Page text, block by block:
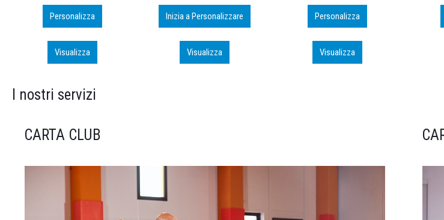
Inizia a Personalizzare
Visualizza
Personalizza
Visualizza
Personalizza
Visualizza
I nostri servizi
CARTA CLUB